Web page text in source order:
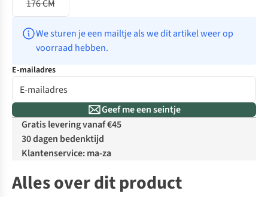
176 CM
We sturen je een mailtje als we dit artikel weer op
voorraad hebben.
E-mailadres
Geef me een seintje
Gratis levering vanaf €45
30 dagen bedenktijd
Klantenservice: ma-za
Alles over dit product